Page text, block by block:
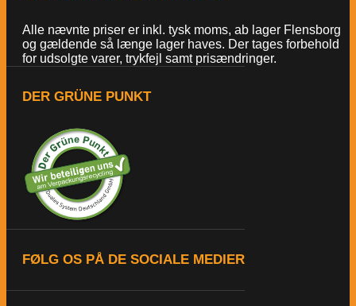
Alle nævnte priser er inkl. tysk moms, ab lager Flensborg
og gældende så længe lager haves. Der tages forbehold
for udsolgte varer, trykfejl samt prisændringer.
DER GRÜNE PUNKT
FØLG OS PÅ DE SOCIALE MEDIER